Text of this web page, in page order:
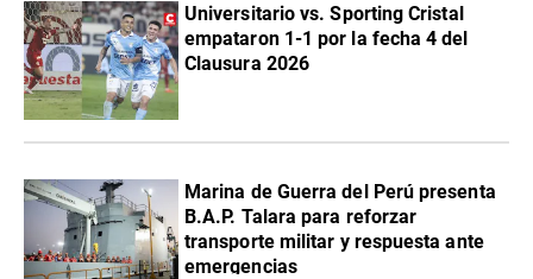
Universitario vs. Sporting Cristal
empataron 1-1 por la fecha 4 del
Clausura 2026
Marina de Guerra del Perú presenta
B.A.P. Talara para reforzar
transporte militar y respuesta ante
emergencias